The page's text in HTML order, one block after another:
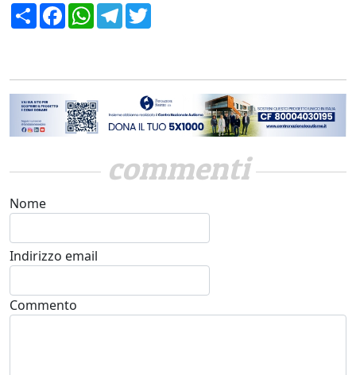
CondividiFacebookWhatsApp
Telegram
commenti
Nome
Indirizzo email
Commento